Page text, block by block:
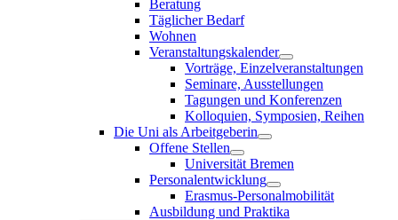
Beratung
Täglicher Bedarf
Wohnen
Veranstaltungskalender
Vorträge, Einzelveranstaltungen
Seminare, Ausstellungen
Tagungen und Konferenzen
Kolloquien, Symposien, Reihen
Die Uni als Arbeitgeberin
Offene Stellen
Universität Bremen
Personalentwicklung
Erasmus-Personalmobilität
Ausbildung und Praktika